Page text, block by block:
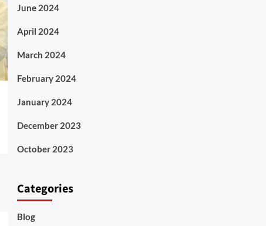
June 2024
April 2024
March 2024
February 2024
January 2024
December 2023
October 2023
Categories
Blog